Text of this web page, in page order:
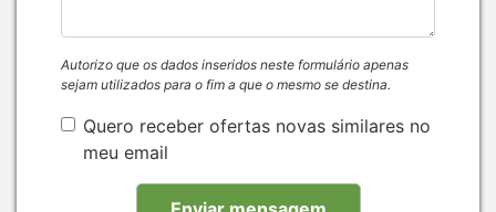
Autorizo que os dados inseridos neste formulário apenas
sejam utilizados para o fim a que o mesmo se destina.
Quero receber ofertas novas similares no
meu email